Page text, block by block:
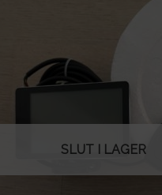
SLUT I LAGER